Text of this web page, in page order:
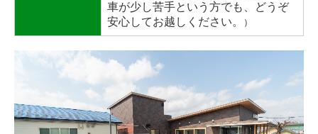
車が少し苦手という方でも、どうぞ
安心してお越しください。
）